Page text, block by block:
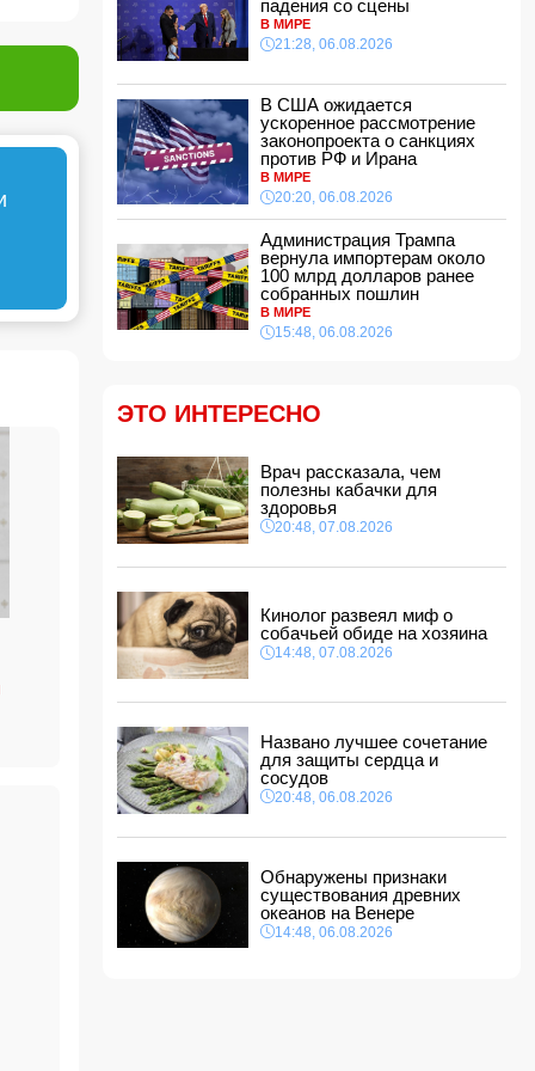
эстетической операции, проведенной
Сеймуром Мамедовым
15:28, 07.08.2026
Алтай Байындыр продолжит карьеру в Ла
Лиге
15:08, 07.08.2026
ВС РФ взяли под контроль Анискино в
Харьковской области
15:00, 07.08.2026
Кинолог развеял миф о собачьей обиде на
хозяина
14:48, 07.08.2026
По делу Arzum 9999 назначена повторная
комплексная экспертиза
14:28, 07.08.2026
На Самира Шарифова возложены новые
полномочия
14:14, 07.08.2026
должности посла
14:10, 07.08.2026
Моуринью в шоке после отказа Родри от
перехода в "Реал"
Ильхам Алиев подписал распоряжения в
связи с двумя дипломатами
14:00, 07.08.2026
Прогноз погоды в Азербайджане на 8 августа
12:48, 07.08.2026
В Азербайджане ищут сотрудников с
зарплатой до 10 000 манатов
12:40, 07.08.2026
падения со сцены
В МИРЕ
21:28, 06.08.2026
В США ожидается
ускоренное рассмотрение
законопроекта о санкциях
против РФ и Ирана
В МИРЕ
20:20, 06.08.2026
Администрация Трампа
вернула импортерам около
100 млрд долларов ранее
собранных пошлин
В МИРЕ
15:48, 06.08.2026
ЭТО ИНТЕРЕСНО
Врач рассказала, чем
полезны кабачки для
здоровья
20:48, 07.08.2026
Кинолог развеял миф о
собачьей обиде на хозяина
14:48, 07.08.2026
Названо лучшее сочетание
для защиты сердца и
сосудов
20:48, 06.08.2026
Обнаружены признаки
существования древних
океанов на Венере
14:48, 06.08.2026